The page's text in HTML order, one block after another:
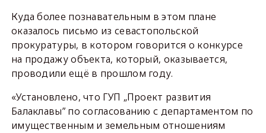
Куда более познавательным в этом плане
оказалось письмо из севастопольской
прокуратуры, в котором говорится о конкурсе
на продажу объекта, который, оказывается,
проводили ещё в прошлом году.
«Установлено, что ГУП „Проект развития
Балаклавы” по согласованию с департаментом по
имущественным и земельным отношениям